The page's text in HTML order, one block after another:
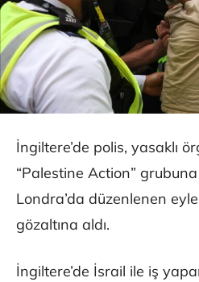
İngiltere’de polis, yasaklı
“Palestine Action”
Londra’da düzenlenen
gözaltına aldı.
İngiltere’de İsrail ile iş